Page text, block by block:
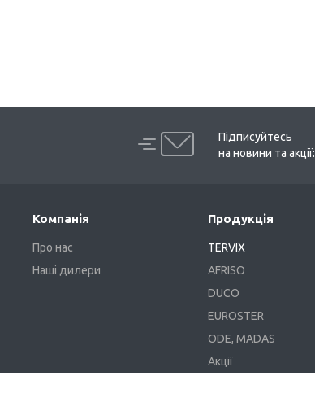
Підписуйтесь
на новини та акції:
Компанія
Про нас
Наші дилери
Продукція
TERVIX
AFRISO
DUCO
EUROSTER
ODE, MADAS
Акції